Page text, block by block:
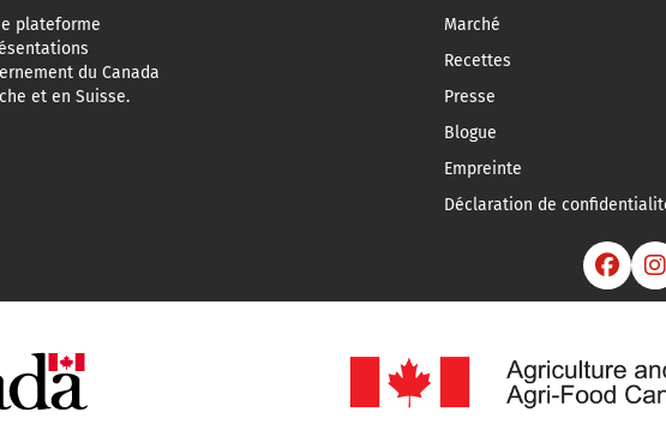
plateforme
du Canada
et en Suisse.
Marché
Recettes
Presse
Blogue
Empreinte
Déclaration de
 